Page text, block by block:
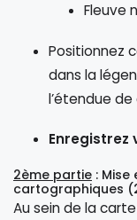
Fleuve
Positionnez
dans la
l’étendue
Enregistrez
2ème partie :
cartographiques
Au sein de la